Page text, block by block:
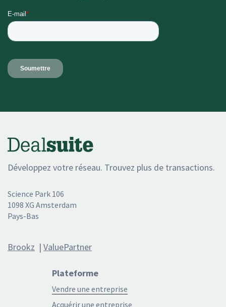
Développez votre réseau. Trouvez plus de transactions.
Science Park 106
1098 XG Amsterdam
Pays-Bas
Brookz | ValuePartner
Plateforme
Vendre une entreprise
Acquérir une entreprise